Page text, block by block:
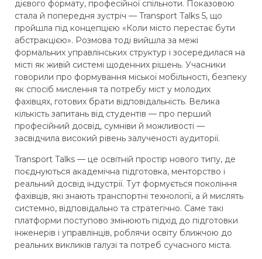
дієвого формату, професійної спільноти. Показовою
стала й попередня зустріч — Transport Talks 5, що
пройшла під концепцією «Коли місто перестає бути
абстракцією». Розмова тоді вийшла за межі
формальних управлінських структур і зосередилася на
місті як живій системі щоденних рішень. Учасники
говорили про формування міської мобільності, безпеку
як спосіб мислення та потребу міст у молодих
фахівцях, готових брати відповідальність. Велика
кількість запитань від студентів — про перший
професійний досвід, сумніви й можливості —
засвідчила високий рівень залученості аудиторії.
Transport Talks — це освітній простір нового типу, де
поєднуються академічна підготовка, менторство і
реальний досвід індустрії. Тут формується покоління
фахівців, які знають транспортні технології, а й мислять
системно, відповідально та стратегічно. Саме такі
платформи поступово змінюють підхід до підготовки
інженерів і управлінців, роблячи освіту ближчою до
реальних викликів галузі та потреб сучасного міста.